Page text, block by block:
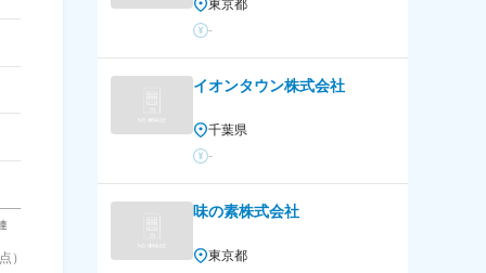
）
東京都
-
イオンタウン株式会社
千葉県
-
味の素株式会社
東京都